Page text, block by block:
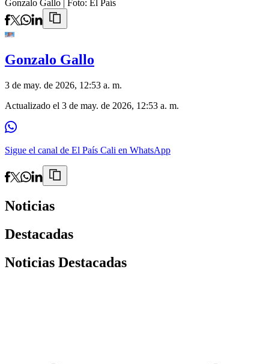
Gonzalo Gallo | Foto: El País
Gonzalo Gallo
3 de may. de 2026, 12:53 a. m.
Actualizado el 3 de may. de 2026, 12:53 a. m.
Sigue el canal de El País Cali en WhatsApp
Noticias
Destacadas
Noticias Destacadas